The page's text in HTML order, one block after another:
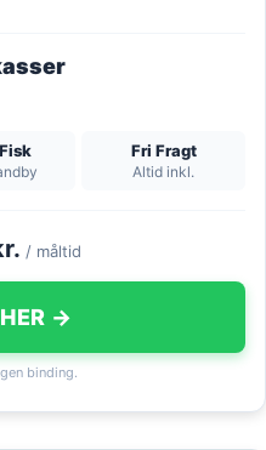
Fri Fragt
Altid inkl.
/ måltid
→
binding.